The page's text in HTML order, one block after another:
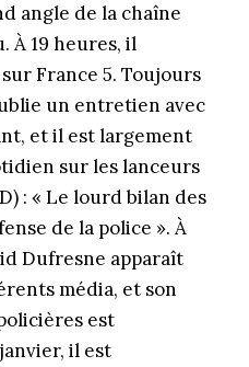
angle de la chaîne
À 19 heures, il
France 5. Toujours
un entretien avec
et il est largement
sur les lanceurs
: « Le lourd bilan des
de la police ». À
Dufresne apparaît
média, et son
est
il est